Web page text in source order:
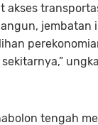
akses
jembatan
tengah